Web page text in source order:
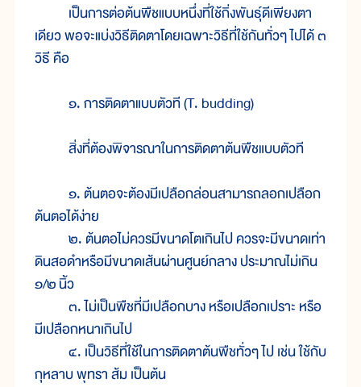
เป็นการต่อต้นพืชแบบหนึ่งที่ใช้กิ่งพันธุ์ดีเพียงตา
เดียว พอจะแบ่งวิธีติดตาโดยเฉพาะวิธีที่ใช้กันทั่วๆ ไปได้ ๓
วิธี คือ
๑. การติดตาแบบตัวที (T. budding)
สิ่งที่ต้องพิจารณาในการติดตาต้นพืชแบบตัวที
๑. ต้นตอจะต้องมีเปลือกล่อนสามารถลอกเปลือก
ต้นตอได้ง่าย
๒. ต้นตอไม่ควรมีขนาดโตเกินไป ควรจะมีขนาดเท่า
ดินสอดำหรือมีขนาดเส้นผ่านศูนย์กลาง ประมาณไม่เกิน
๑/๒นิ้ว
๓. ไม่เป็นพืชที่มีเปลือกบาง หรือเปลือกเปราะ หรือ
มีเปลือกหนาเกินไป
๔. เป็นวิธีที่ใช้ในการติดตาต้นพืชทั่วๆ ไป เช่น ใช้กับ
กุหลาบ พุทรา ส้ม เป็นต้น